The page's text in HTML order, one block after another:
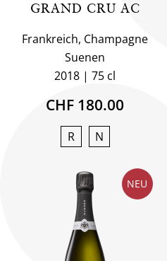
GRAND CRU AC
Frankreich, Champagne
Suenen
2018
75 cl
CHF 180.00
R N
NEU